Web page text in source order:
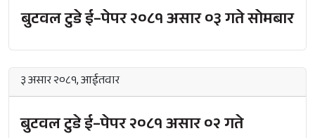
बुटवल टुडे ई–पेपर २०८१ असार ०३ गते सोमबार
३ असार २०८१, आईतवार
बुटवल टुडे ई–पेपर २०८१ असार ०२ गते